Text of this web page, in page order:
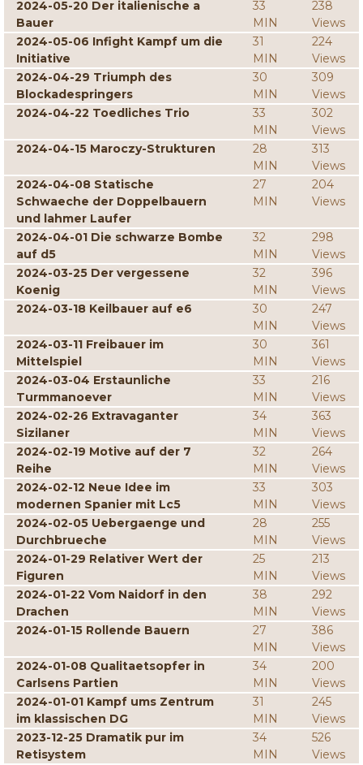
2024-05-20 Der italienische a
Bauer
33
MIN
238
Views
2024-05-06 Infight Kampf um die
Initiative
31
MIN
224
Views
2024-04-29 Triumph des
Blockadespringers
30
MIN
309
Views
2024-04-22 Toedliches Trio
33
MIN
302
Views
2024-04-15 Maroczy-Strukturen
28
MIN
313
Views
2024-04-08 Statische
Schwaeche der Doppelbauern
und lahmer Laufer
27
MIN
204
Views
2024-04-01 Die schwarze Bombe
auf d5
32
MIN
298
Views
2024-03-25 Der vergessene
Koenig
32
MIN
396
Views
2024-03-18 Keilbauer auf e6
30
MIN
247
Views
2024-03-11 Freibauer im
Mittelspiel
30
MIN
361
Views
2024-03-04 Erstaunliche
Turmmanoever
33
MIN
216
Views
2024-02-26 Extravaganter
Sizilaner
34
MIN
363
Views
2024-02-19 Motive auf der 7
Reihe
32
MIN
264
Views
2024-02-12 Neue Idee im
modernen Spanier mit Lc5
33
MIN
303
Views
2024-02-05 Uebergaenge und
Durchbrueche
28
MIN
255
Views
2024-01-29 Relativer Wert der
Figuren
25
MIN
213
Views
2024-01-22 Vom Naidorf in den
Drachen
38
MIN
292
Views
2024-01-15 Rollende Bauern
27
MIN
386
Views
2024-01-08 Qualitaetsopfer in
Carlsens Partien
34
MIN
200
Views
2024-01-01 Kampf ums Zentrum
im klassischen DG
31
MIN
245
Views
2023-12-25 Dramatik pur im
Retisystem
34
MIN
526
Views